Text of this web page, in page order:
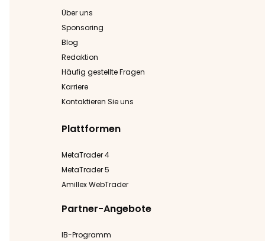
Über uns
Sponsoring
Blog
Redaktion
Häufig gestellte Fragen
Karriere
Kontaktieren Sie uns
Plattformen
MetaTrader 4
MetaTrader 5
Amillex WebTrader
Partner-Angebote
IB-Programm